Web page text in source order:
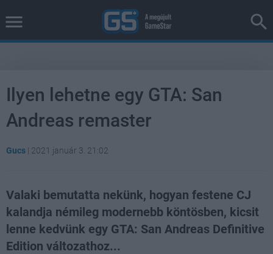
Ilyen lehetne egy GTA: San
Andreas remaster
Gucs | 2021 január 3. 21:02
Valaki bemutatta nekünk, hogyan festene CJ
kalandja némileg modernebb köntösben, kicsit
lenne kedvünk egy GTA: San Andreas Definitive
Edition változathoz...